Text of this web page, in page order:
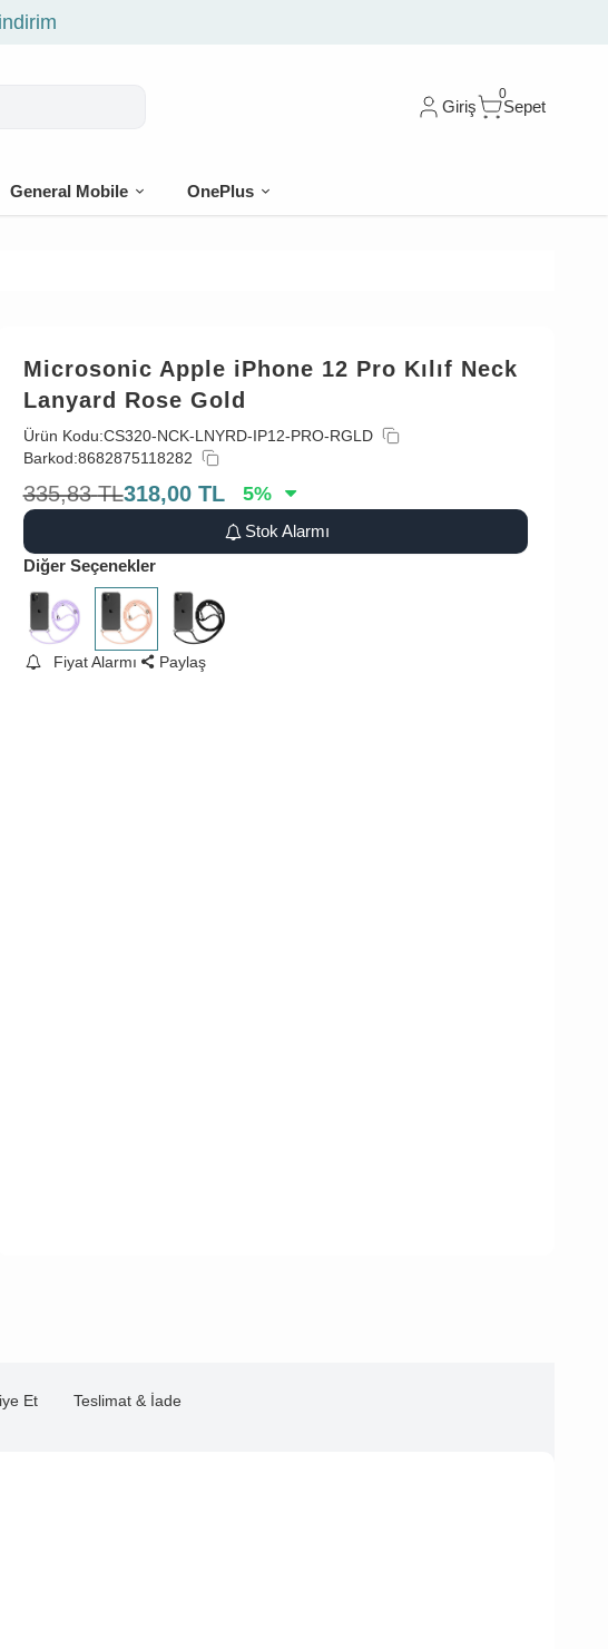
Giriş
0
Sepet
General Mobile OnePlus
Microsonic Apple iPhone 12 Pro Kılıf Neck
Lanyard Rose Gold
Ürün Kodu:CS320-NCK-LNYRD-IP12-PRO-RGLD
Barkod:8682875118282
335,83 TL318,00 TL 5%
Stok Alarmı
Diğer Seçenekler
Fiyat Alarmı Paylaş
Et Teslimat & İade